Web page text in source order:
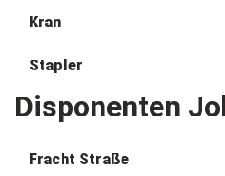
Kran
Stapler
Disponenten
Fracht Straße